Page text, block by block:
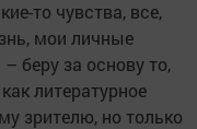
то чувства, все,
мои личные
беру за основу то,
литературное
зрителю, но только